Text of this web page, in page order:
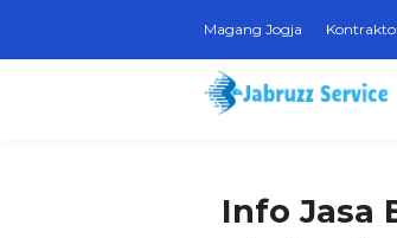
Magang Jogja
Info Jasa